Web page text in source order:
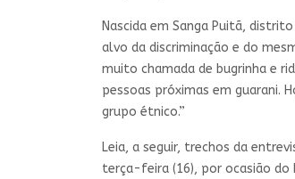
Nascida em Sanga Puitã,
alvo da discriminação e do
muito chamada de bugrinha e
pessoas próximas em guarani.
grupo étnico.”
Leia, a seguir, trechos da
terça-feira (16), por ocasião do